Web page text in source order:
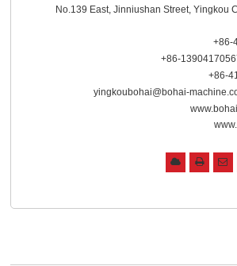
No.139 East, Jinniushan Street, Yingkou
+86-
+86-
+86-
yingkoubohai@bohai-